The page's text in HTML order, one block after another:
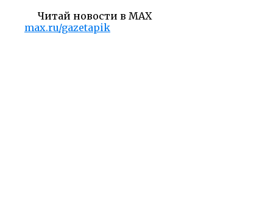
Читай новости в MAX
max.ru/gazetapik